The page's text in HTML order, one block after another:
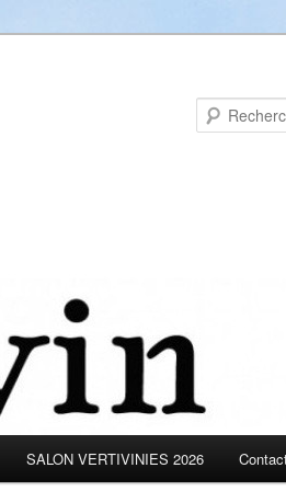
SALON VERTIVINIES 2026